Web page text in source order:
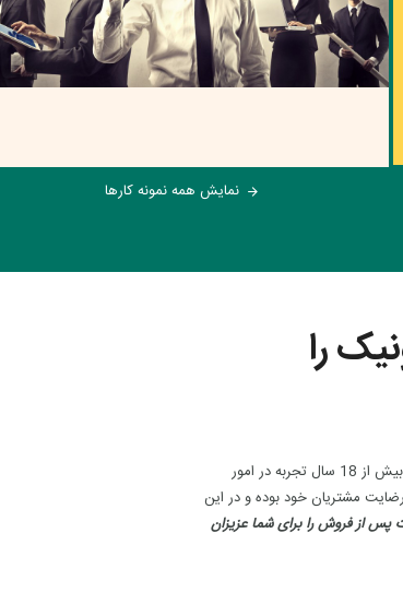
arrow_forward نمایش همه نمونه کارها
را
در تهران با بیش از 18 سال تجربه در امور
مشتریان خود بوده و در این
پس از فروش را برای شما عزیزان